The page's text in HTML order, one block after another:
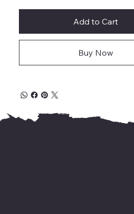
Add to Cart
Buy Now